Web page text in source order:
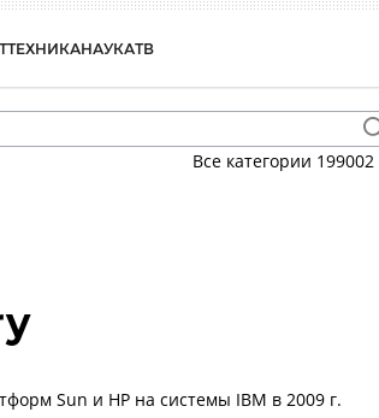
ТЕХНИКАНАУКАТВ
Все категории 199002
Sun и HP на системы IBM в 2009 г.